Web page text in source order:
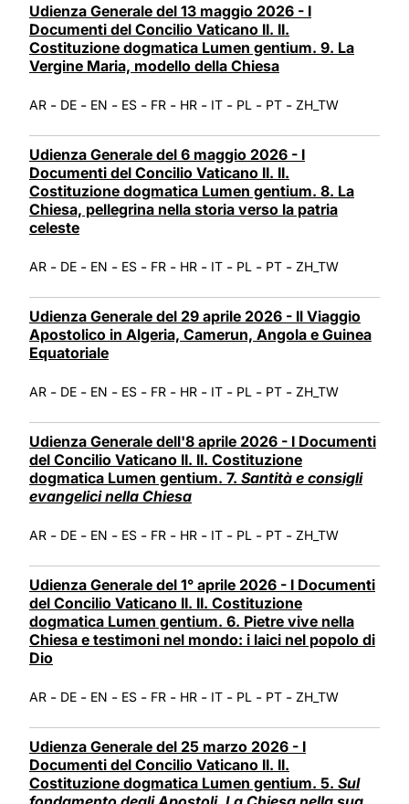
Udienza Generale del 13 maggio 2026 - I
Documenti del Concilio Vaticano II. II.
Costituzione dogmatica Lumen gentium. 9. La
Vergine Maria, modello della Chiesa
AR - DE - EN - ES - FR - HR - IT - PL - PT - ZH_TW
Udienza Generale del 6 maggio 2026 - I
Documenti del Concilio Vaticano II. II.
Costituzione dogmatica Lumen gentium. 8. La
Chiesa, pellegrina nella storia verso la patria
celeste
AR - DE - EN - ES - FR - HR - IT - PL - PT - ZH_TW
Udienza Generale del 29 aprile 2026 - Il Viaggio
Apostolico in Algeria, Camerun, Angola e Guinea
Equatoriale
AR - DE - EN - ES - FR - HR - IT - PL - PT - ZH_TW
Udienza Generale dell'8 aprile 2026 - I Documenti
del Concilio Vaticano II. II. Costituzione
dogmatica Lumen gentium. 7. Santità e consigli
evangelici nella Chiesa
AR - DE - EN - ES - FR - HR - IT - PL - PT - ZH_TW
Udienza Generale del 1° aprile 2026 - I Documenti
del Concilio Vaticano II. II. Costituzione
dogmatica Lumen gentium. 6. Pietre vive nella
Chiesa e testimoni nel mondo: i laici nel popolo di
Dio
AR - DE - EN - ES - FR - HR - IT - PL - PT - ZH_TW
Udienza Generale del 25 marzo 2026 - I
Documenti del Concilio Vaticano II. II.
Costituzione dogmatica Lumen gentium. 5. Sul